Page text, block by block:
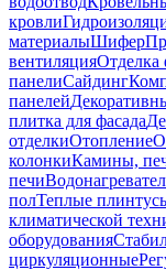
кровли
материалыШифер
вентиляцияОтделка
панелиСайдинг
панелей
плитка для фасада
отделкиОтопление
колонкиКамины,
печи
полТеплые
климатической
оборудования
циркуляционные